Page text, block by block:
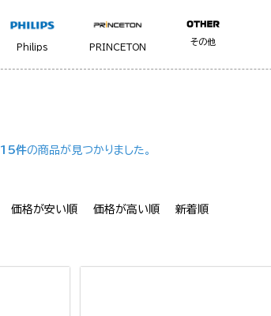
Philips PRINCETON
その他
15件の商品が見つかりました。
価格が安い順 価格が高い順 新着順